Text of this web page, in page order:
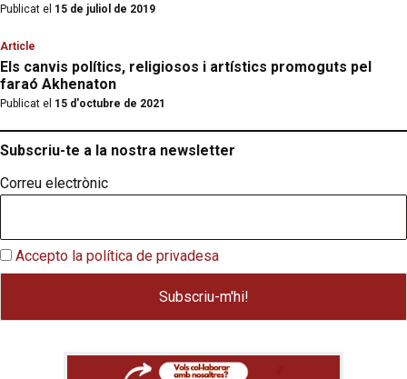
Publicat el 15 de juliol de 2019
Article
Els canvis polítics, religiosos i artístics promoguts pel
faraó Akhenaton
Publicat el 15 d'octubre de 2021
Subscriu-te a la nostra newsletter
Correu electrònic
Accepto la política de privadesa